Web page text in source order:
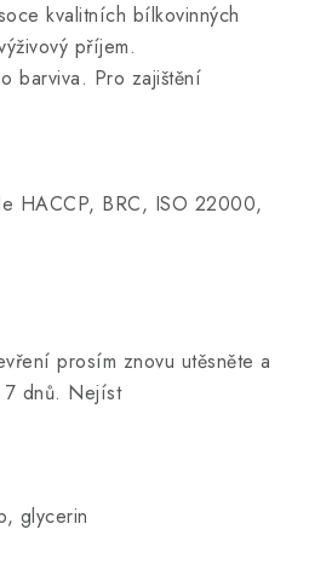
kvalitních bílkovinných
příjem.
barviva. Pro zajištění
HACCP, BRC, ISO 22000,
prosím znovu utěsněte a
7 dnů. Nejíst
glycerin